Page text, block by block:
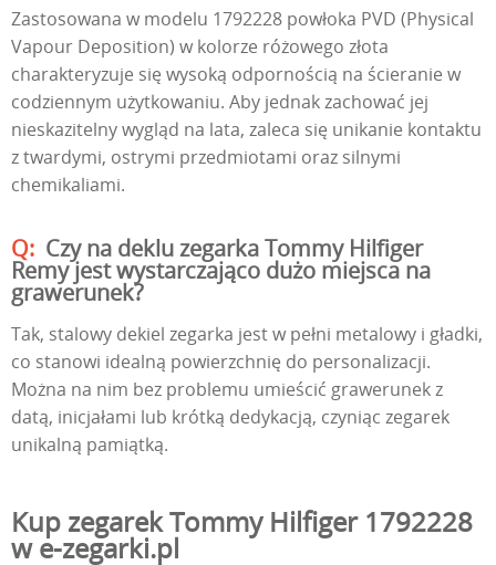
Zastosowana w modelu 1792228 powłoka PVD (Physical
Vapour Deposition) w kolorze różowego złota
charakteryzuje się wysoką odpornością na ścieranie w
codziennym użytkowaniu. Aby jednak zachować jej
nieskazitelny wygląd na lata, zaleca się unikanie kontaktu
z twardymi, ostrymi przedmiotami oraz silnymi
chemikaliami.
Czy na deklu zegarka Tommy Hilfiger
Remy jest wystarczająco dużo miejsca na
grawerunek?
Tak, stalowy dekiel zegarka jest w pełni metalowy i gładki,
co stanowi idealną powierzchnię do personalizacji.
Można na nim bez problemu umieścić grawerunek z
datą, inicjałami lub krótką dedykacją, czyniąc zegarek
unikalną pamiątką.
Kup zegarek Tommy Hilfiger 1792228
w e-zegarki.pl